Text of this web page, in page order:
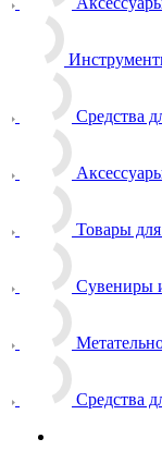
Средства
Товары
Сувениры
Средства